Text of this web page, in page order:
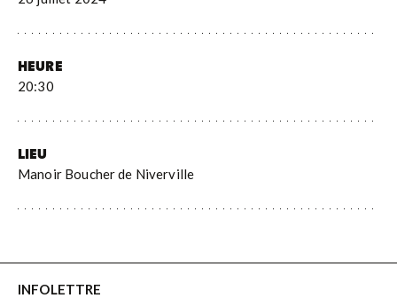
HEURE
20:30
LIEU
Manoir Boucher de Niverville
INFOLETTRE